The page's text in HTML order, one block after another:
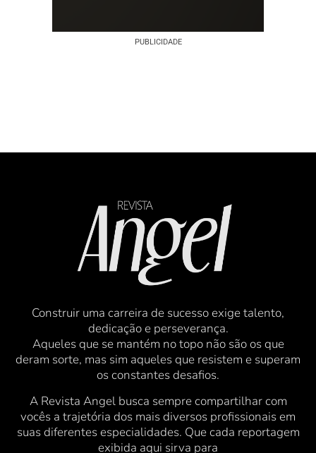
PUBLICIDADE
Construir uma carreira de sucesso exige talento,
dedicação e perseverança.
Aqueles que se mantém no topo não são os que
deram sorte, mas sim aqueles que resistem e superam
os constantes desafios.
A Revista Angel busca sempre compartilhar com
vocês a trajetória dos mais diversos profissionais em
suas diferentes especialidades. Que cada reportagem
exibida aqui sirva para